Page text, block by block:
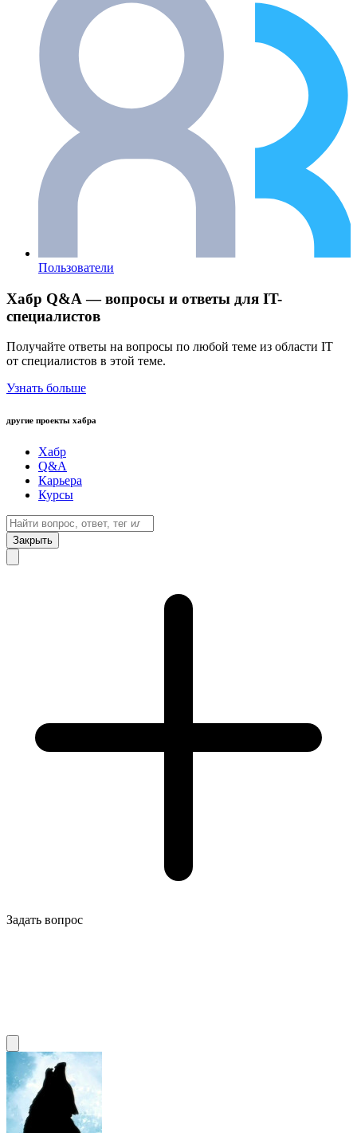
Пользователи
Хабр Q&A — вопросы и ответы для IT-
специалистов
Получайте ответы на вопросы по любой теме из области IT
от специалистов в этой теме.
Узнать больше
другие проекты хабра
Хабр
Q&A
Карьера
Курсы
Закрыть
Задать вопрос